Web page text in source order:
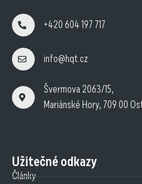
+420 604 197 717
info@hqt.cz
Švermova 2063/15,
Mariánské Hory, 709 00
Užitečné odkazy
Články